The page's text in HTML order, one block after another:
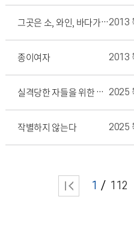
그곳은 소, 와인, 바다가 모두 빨갛다. - 언어로 보는 문화
종이여자
실격당한 자들을 위한 변론
작별하지 않는다
1 112